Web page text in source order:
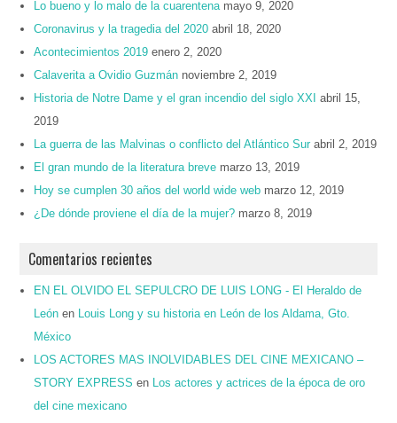
Lo bueno y lo malo de la cuarentena mayo 9, 2020
Coronavirus y la tragedia del 2020 abril 18, 2020
Acontecimientos 2019 enero 2, 2020
Calaverita a Ovidio Guzmán noviembre 2, 2019
Historia de Notre Dame y el gran incendio del siglo XXI
abril 15,
2019
La guerra de las Malvinas o conflicto del Atlántico Sur abril 2, 2019
El gran mundo de la literatura breve marzo 13, 2019
Hoy se cumplen 30 años del world wide web marzo 12, 2019
¿De dónde proviene el día de la mujer? marzo 8, 2019
Comentarios recientes
EN EL OLVIDO EL SEPULCRO DE LUIS LONG - El Heraldo de
León en
Louis Long y su historia en León de los Aldama, Gto.
México
LOS ACTORES MAS INOLVIDABLES DEL CINE MEXICANO –
STORY EXPRESS en
Los actores y actrices de la época de oro
del cine mexicano